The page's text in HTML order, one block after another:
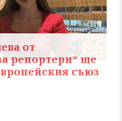
от
репортери“ ще
съюз